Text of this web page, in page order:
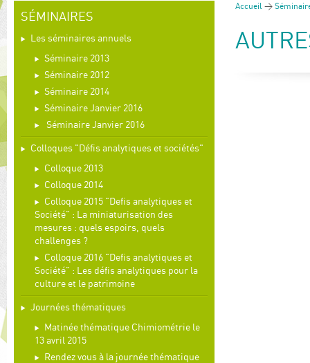
SÉMINAIRES
Les séminaires annuels
Séminaire 2013
Séminaire 2012
Séminaire 2014
Séminaire Janvier 2016
Séminaire Janvier 2016
Colloques "Défis analytiques et sociétés"
Colloque 2013
Colloque 2014
Colloque 2015 "Defis analytiques et
Société" : La miniaturisation des
mesures : quels espoirs, quels
challenges ?
Colloque 2016 "Defis analytiques et
Société" : Les défis analytiques pour la
culture et le patrimoine
Journées thématiques
Matinée thématique Chimiométrie le
13 avril 2015
Rendez vous à la journée thématique
Accueil >